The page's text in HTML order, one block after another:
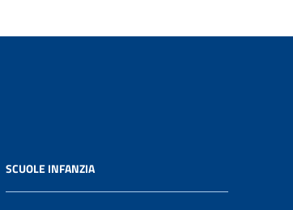
SCUOLE INFANZIA